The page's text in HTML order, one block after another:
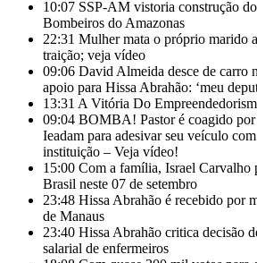
10:07 SSP-AM vistoria construção
Bombeiros do Amazonas
22:31 Mulher mata o próprio marido
traição; veja vídeo
09:06 David Almeida desce de carro
apoio para Hissa Abrahão: ‘meu
13:31 A Vitória Do
09:04 BOMBA! Pastor é coagido por
Ieadam para adesivar seu veículo
instituição – Veja vídeo!
15:00 Com a família, Israel Carvalho
Brasil neste 07 de setembro
23:48 Hissa Abrahão é recebido por
de Manaus
23:40 Hissa Abrahão critica decisão
salarial de enfermeiros